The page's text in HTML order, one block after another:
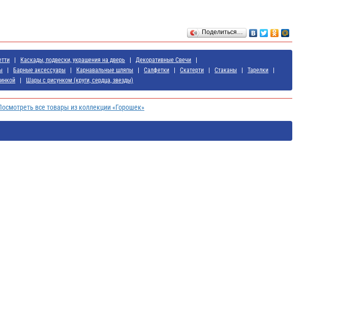
Поделиться…
Каскады, подвески, украшения на дверь
Декоративные Свечи
Барные аксессуары Карнавальные шляпы Салфетки Скатерти Стаканы
Тарелки
Шары с рисунком (круги, сердца, звезды)
все товары из коллекции «Горошек»